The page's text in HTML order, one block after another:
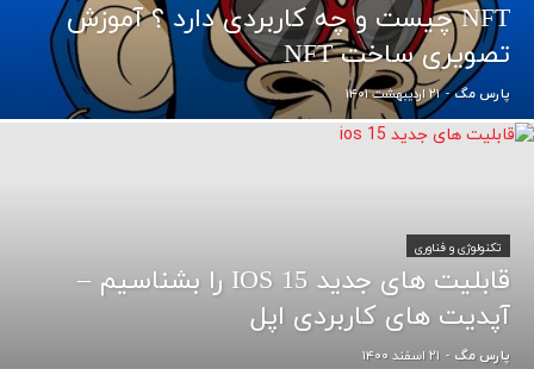
NFT چیست و چه کاربردی دارد ؟ آموزش
تصویری ساخت NFT
پارس مگ - ۲۱ اردیبهشت ۱۴۰۱
تکنولوژی و فناوری
قابلیت های جدید IOS 15 را بشناسیم –
آپدیت های کاربردی اپل
پارس مگ - ۲۱ اسفند ۱۴۰۰